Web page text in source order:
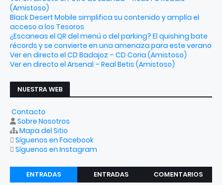
(Amistoso)
Black Desert Mobile simplifica su contenido y amplía el
acceso a los Tesoros
¿Escaneas el QR del menú o del parking? El quishing bate
récords y se convierte en una amenaza para este verano
Ver en directo el CD Badajoz – CD Coria (Amistoso)
Ver en directo el Arsenal – Real Betis (Amistoso)
NUESTRA WEB
Contacto
Sobre Nosotros
Mapa del Sitio
Síguenos en Facebook
Síguenos en Instagram
ENTRADAS
ENTRADAS
COMENTARIOS